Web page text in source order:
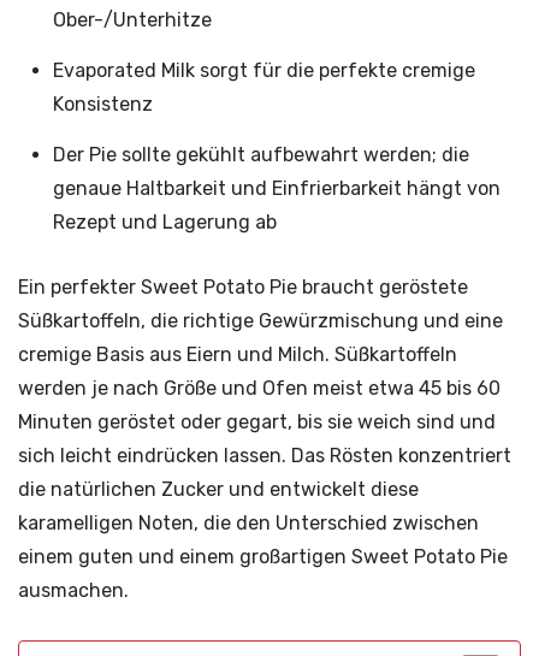
Ober-/Unterhitze
Evaporated Milk sorgt für die perfekte cremige
Konsistenz
Der Pie sollte gekühlt aufbewahrt werden; die
genaue Haltbarkeit und Einfrierbarkeit hängt von
Rezept und Lagerung ab
Ein perfekter Sweet Potato Pie braucht geröstete
Süßkartoffeln, die richtige Gewürzmischung und eine
cremige Basis aus Eiern und Milch. Süßkartoffeln
werden je nach Größe und Ofen meist etwa 45 bis 60
Minuten geröstet oder gegart, bis sie weich sind und
sich leicht eindrücken lassen. Das Rösten konzentriert
die natürlichen Zucker und entwickelt diese
karamelligen Noten, die den Unterschied zwischen
einem guten und einem großartigen Sweet Potato Pie
ausmachen.